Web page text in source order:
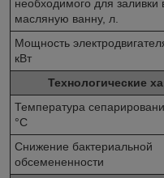
необходимого для заливки
масляную ванну, л.
Мощность
кВт
Технологические
Температура
°C
Снижение бактериальной
обсемененности